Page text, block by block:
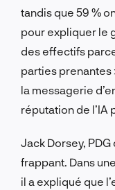
tandis que 59 %
pour expliquer le
des effectifs
parties
la messagerie
réputation de l’IA
Jack Dorsey,
frappant. Dans
il a expliqué que